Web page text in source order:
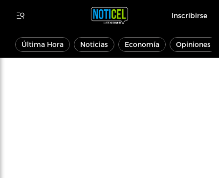
Inscribirse
Última Hora Noticias Economía Opiniones